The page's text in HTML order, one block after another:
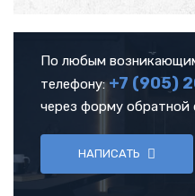
По любым
телефону:+7 (905)
через форму обратной
НАПИСАТЬ